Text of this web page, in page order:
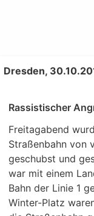
Dresden,
Rassistischer
Freitagabend
Straßenbahn von
geschubst und
war mit einem
Bahn der Linie 1
Winter-Platz